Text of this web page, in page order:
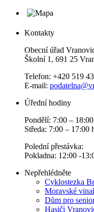
Kontakty
Obecní úřad
Školní 1, 691 25
Telefon: +420 519
E-mail:
Úřední hodiny
Pondělí: 7:00 –
Středa: 7:00 – 17:00
Polední přestávka:
Pokladna: 12:00 -
Nepřehlédněte
Cyklostezka
Moravské
Dům pro
Hasiči